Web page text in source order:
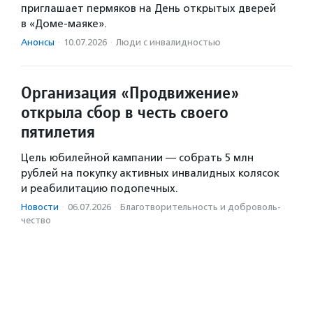
приглашает пермяков на День открытых дверей
в «Доме-маяке».
Анонсы · 10.07.2026 · Люди с инвалидностью
Организация «Продвижение»
открыла сбор в честь своего
пятилетия
Цель юбилейной кампании — собрать 5 млн
рублей на покупку активных инвалидных колясок
и реабилитацию подопечных.
Новости · 06.07.2026 · Благотвори­тель­ность и доброволь­
чест­во